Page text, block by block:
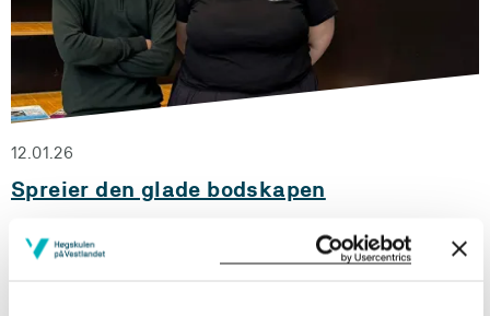
12.01.26
Spreier den glade bodskapen
gang med å spreia den glade bodskapen om